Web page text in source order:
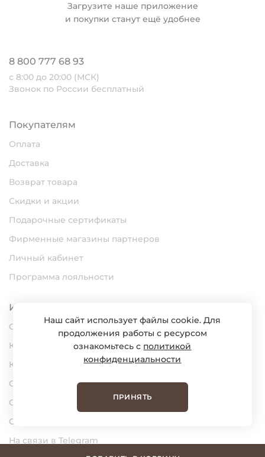
Загрузите наше приложение
и покупки станут ещё удобнее
8 800 777 68 93
с 8:00 до 20:00 (МСК)
Звонок по России бесплатный
Покупателям
Оплата
Доставка
Возврат товара
Скидки и акции
Подарочные сертификаты
Фирменные магазины партнеров
Личный кабинет
Программа лояльности
Информация
О нас
Карьера
Контакты
Статьи
Сертификаты
Обратная связь
На связи в Telegram
Наш сайт использует файлы cookie. Для
продолжения работы с ресурсом
ознакомьтесь с политикой
конфиденциальности
ПРИНЯТЬ